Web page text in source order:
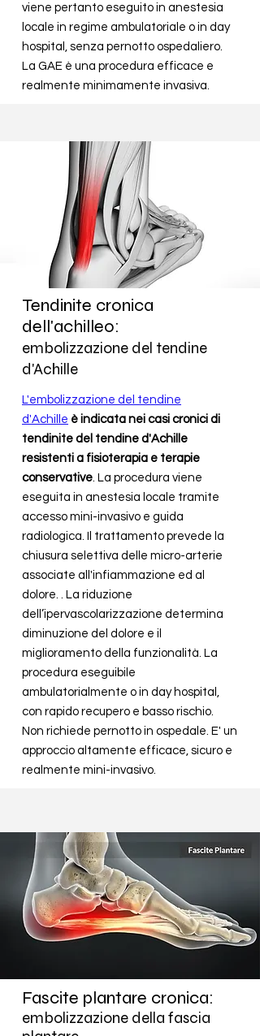
viene pertanto eseguito in anestesia
locale in regime ambulatoriale o in day
hospital, senza pernotto ospedaliero.
La GAE è una procedura efficace e
realmente minimamente invasiva.
Tendinite cronica
dell'achilleo:
embolizzazione del tendine
d'Achille
L'embolizzazione del tendine
d'Achille è indicata nei casi cronici di
tendinite del tendine d'Achille
resistenti a fisioterapia e terapie
conservative. La procedura viene
eseguita in anestesia locale tramite
accesso mini-invasivo e guida
radiologica. Il trattamento prevede la
chiusura selettiva delle micro-arterie
associate all'infiammazione ed al
dolore. . La riduzione
dell’ipervascolarizzazione determina
diminuzione del dolore e il
miglioramento della funzionalità. La
procedura eseguibile
ambulatorialmente o in day hospital,
con rapido recupero e basso rischio.
Non richiede pernotto in ospedale. E' un
approccio altamente efficace, sicuro e
realmente mini-invasivo.
Fascite plantare cronica:
embolizzazione della fascia